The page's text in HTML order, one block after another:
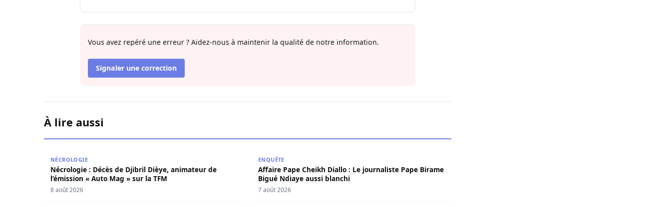
Vous avez repéré une erreur ? Aidez-nous à maintenir la qualité de notre information.
Signaler une correction
À lire aussi
NÉCROLOGIE
Nécrologie : Décès de Djibril Dièye, animateur de
l’émission « Auto Mag » sur la TFM
8 août 2026
ENQUÊTE
Affaire Pape Cheikh Diallo : Le journaliste Pape Birame
Bigué Ndiaye aussi blanchi
7 août 2026